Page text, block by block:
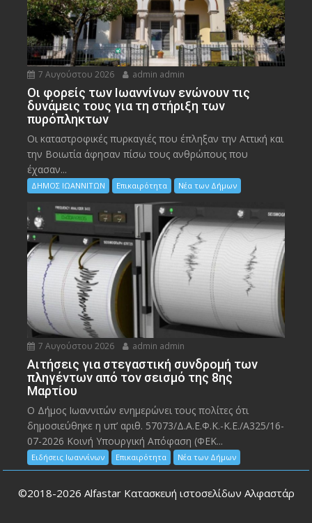
7 Αυγούστου 2026 admin admin
Οι φορείς των Ιωαννίνων ενώνουν τις
δυνάμεις τους για τη στήριξη των
πυρόπληκτων
Οι καταστροφικές πυρκαγιές που έπληξαν την Αττική και
την Bοιωτία άφησαν πίσω τους ανθρώπους που
έχασαν...
ΔΗΜΟΣ ΙΩΑΝΝΙΤΩΝ Επικαιρότητα Νέα των Δήμων
7 Αυγούστου 2026 admin admin
Αιτήσεις για στεγαστική συνδρομή των
πληγέντων από τον σεισμό της 8ης
Μαρτίου
Ο Δήμος Ιωαννιτών ενημερώνει τους πολίτες ότι
δημοσιεύθηκε η υπ’ αριθ. 57073/Δ.Α.Ε.Φ.Κ.-Κ.Ε./Α325/16-
07-2026 Κοινή Υπουργική Απόφαση (ΦΕΚ...
Ειδήσεις Ιωαννίνων Επικαιρότητα Νέα των Δήμων
©2018-2026 Alfastar Κατασκευή ιστοσελίδων Αλφαστάρ